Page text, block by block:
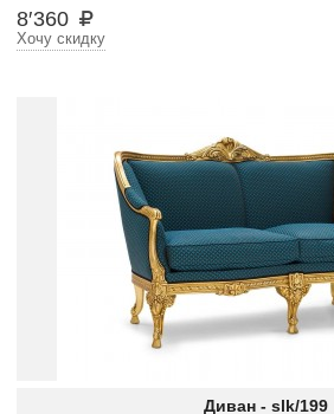
8′360
Хочу скидку
Диван - slk/199